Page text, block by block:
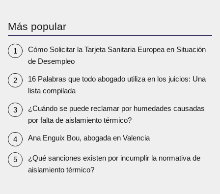
Más popular
Cómo Solicitar la Tarjeta Sanitaria Europea en Situación
de Desempleo
16 Palabras que todo abogado utiliza en los juicios: Una
lista compilada
¿Cuándo se puede reclamar por humedades causadas
por falta de aislamiento térmico?
Ana Enguix Bou, abogada en Valencia
¿Qué sanciones existen por incumplir la normativa de
aislamiento térmico?